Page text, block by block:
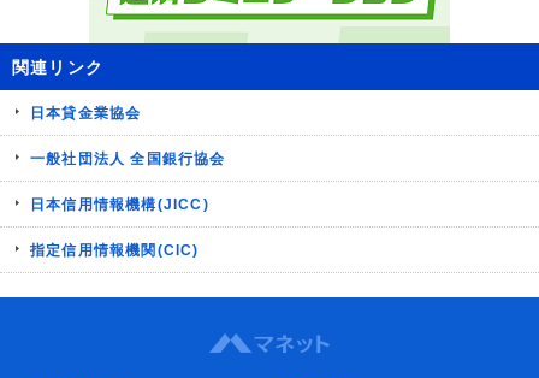
関連リンク
日本貸金業協会
一般社団法人 全国銀行協会
日本信用情報機構(JICC)
指定信用情報機関(CIC)